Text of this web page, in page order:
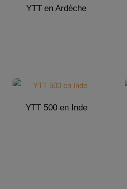
YTT en Ardèche
YTT 500 en Inde